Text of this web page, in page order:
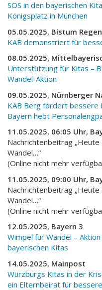
SOS in den bayerischen
Königsplatz in München
05.05.2025, Bistum
KAB demonstriert für
08.05.2025,
Unterstützung für Kitas –
Wandel-Aktion
09.05.2025, Nürnberger
KAB Berg fordert bessere
Bayern hebt
11.05.2025, 06:05 Uhr,
Nachrichtenbeitrag
Wandel…“
(Online nicht mehr
11.05.2025, 09:00 Uhr,
Nachrichtenbeitrag
Wandel…“
(Online nicht mehr
12.05.2025, Bayern 3
Wimpel für Wandel –
bayerischen Kitas
14.05.2025, Mainpost
Würzburgs Kitas in der
ein Elternbeirat für